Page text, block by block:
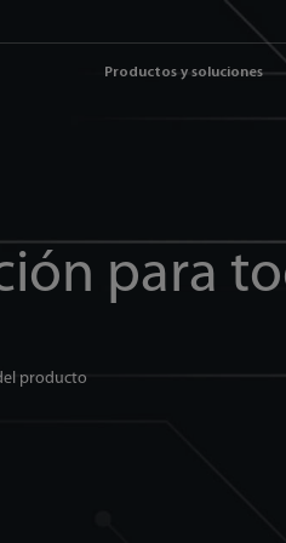
Productos y soluciones
para
producto